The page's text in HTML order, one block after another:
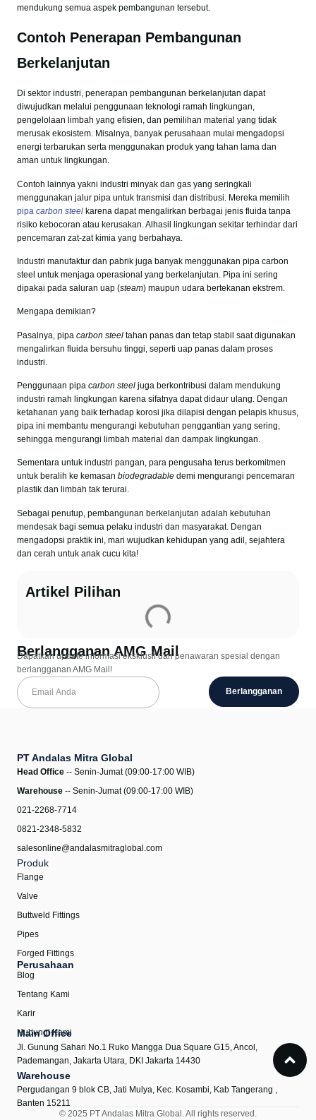
mendukung semua aspek pembangunan tersebut.
Contoh Penerapan Pembangunan
Berkelanjutan
Di sektor industri, penerapan pembangunan berkelanjutan dapat
diwujudkan melalui penggunaan teknologi ramah lingkungan,
pengelolaan limbah yang efisien, dan pemilihan material yang tidak
merusak ekosistem. Misalnya, banyak perusahaan mulai mengadopsi
energi terbarukan serta menggunakan produk yang tahan lama dan
aman untuk lingkungan.
Contoh lainnya yakni industri minyak dan gas yang seringkali
menggunakan jalur pipa untuk transmisi dan distribusi. Mereka memilih
pipa carbon steel karena dapat mengalirkan berbagai jenis fluida tanpa
risiko kebocoran atau kerusakan. Alhasil lingkungan sekitar terhindar dari
pencemaran zat-zat kimia yang berbahaya.
Industri manufaktur dan pabrik juga banyak menggunakan pipa carbon
steel untuk menjaga operasional yang berkelanjutan. Pipa ini sering
dipakai pada saluran uap (steam) maupun udara bertekanan ekstrem.
Mengapa demikian?
Pasalnya, pipa carbon steel tahan panas dan tetap stabil saat digunakan
mengalirkan fluida bersuhu tinggi, seperti uap panas dalam proses
industri.
Penggunaan pipa carbon steel juga berkontribusi dalam mendukung
industri ramah lingkungan karena sifatnya dapat didaur ulang. Dengan
ketahanan yang baik terhadap korosi jika dilapisi dengan pelapis khusus,
pipa ini membantu mengurangi kebutuhan penggantian yang sering,
sehingga mengurangi limbah material dan dampak lingkungan.
Sementara untuk industri pangan, para pengusaha terus berkomitmen
untuk beralih ke kemasan biodegradable demi mengurangi pencemaran
plastik dan limbah tak terurai.
Sebagai penutup, pembangunan berkelanjutan adalah kebutuhan
mendesak bagi semua pelaku industri dan masyarakat. Dengan
mengadopsi praktik ini, mari wujudkan kehidupan yang adil, sejahtera
dan cerah untuk anak cucu kita!
Artikel Pilihan
Berlangganan AMG Mail
Dapatkan update informasi eksklusif dan penawaran spesial dengan
berlangganan AMG Mail!
Berlangganan
PT Andalas Mitra Global
Head Office -- Senin-Jumat (09:00-17:00 WIB)
Warehouse -- Senin-Jumat (09:00-17:00 WIB)
021-2268-7714
0821-2348-5832
salesonline@andalasmitraglobal.com
Produk
Flange
Valve
Buttweld Fittings
Pipes
Forged Fittings
Perusahaan
Blog
Tentang Kami
Karir
Hubungi Kami
Main Office
Jl. Gunung Sahari No.1 Ruko Mangga Dua Square G15, Ancol,
Pademangan, Jakarta Utara, DKI Jakarta 14430
Warehouse
Pergudangan 9 blok CB, Jati Mulya, Kec. Kosambi, Kab Tangerang ,
Banten 15211
© 2025 PT Andalas Mitra Global. All rights reserved.